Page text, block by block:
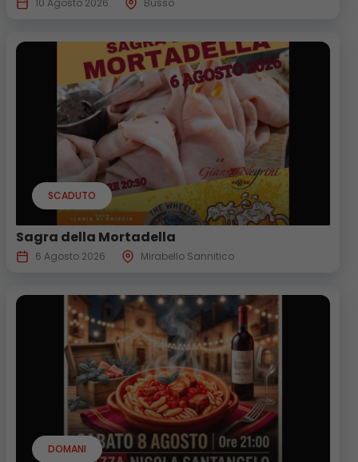
SCADUTO
Sagra della Mortadella
6 Agosto 2026 Mirabello Sannitico
DOMANI